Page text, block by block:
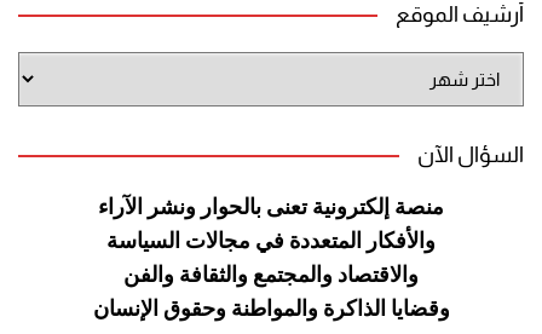
أرشيف الموقع
الموقع
السؤال الآن
منصة إلكترونية تعنى بالحوار ونشر الآراء
والأفكار المتعددة في مجالات السياسة
والاقتصاد والمجتمع والثقافة والفن
وقضايا الذاكرة والمواطنة وحقوق الإنسان